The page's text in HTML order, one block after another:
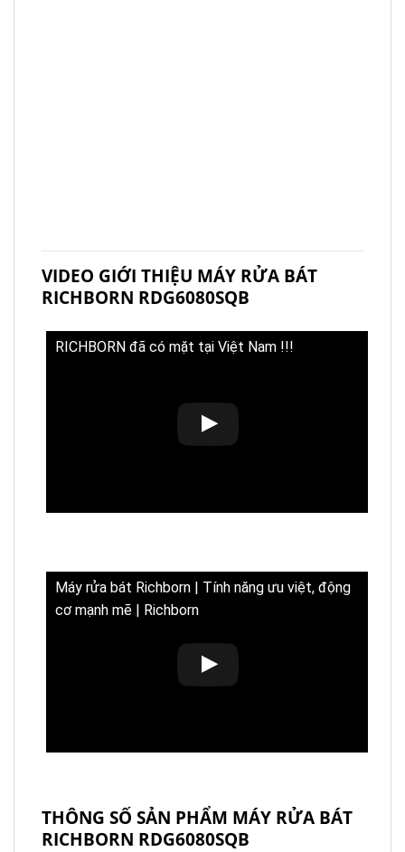
VIDEO GIỚI THIỆU MÁY RỬA BÁT
RICHBORN RDG6080SQB
RICHBORN đã có mặt tại Việt Nam !!!
Máy rửa bát Richborn | Tính năng ưu việt, động
cơ mạnh mẽ | Richborn
THÔNG SỐ SẢN PHẨM MÁY RỬA BÁT
RICHBORN RDG6080SQB